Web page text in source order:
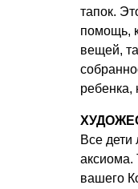
тапок.
помощь,
вещей,
ребенка,
Все дети
аксиома.
вашего